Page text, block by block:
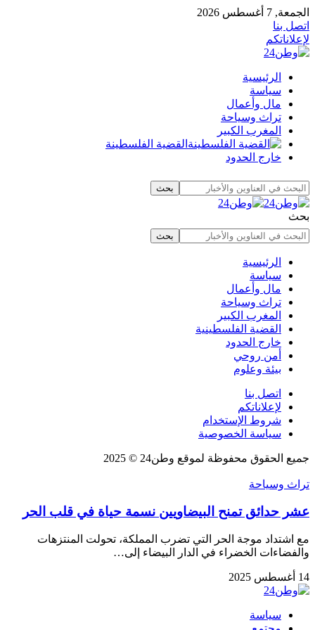
الجمعة, 7 أغسطس 2026
اتصل بنا
لإعلاناتكم
الرئيسية
سياسة
مال وأعمال
تراث وسياحة
المغرب الكبير
القضية الفلسطينة
خارج الحدود
بحث
الرئيسية
سياسة
مال وأعمال
تراث وسياحة
المغرب الكبير
القضية الفلسطينية
خارج الحدود
أمن روحي
بيئة وعلوم
اتصل بنا
لإعلاناتكم
شروط الإستخدام
سياسة الخصوصية
جميع الحقوق محفوظة لموقع وطن24 © 2025
تراث وسياحة
عشر حدائق تمنح البيضاويين نسمة حياة في قلب الحر
مع اشتداد موجة الحر التي تضرب المملكة، تحولت المنتزهات
والفضاءات الخضراء في الدار البيضاء إلى…
14 أغسطس 2025
سياسة